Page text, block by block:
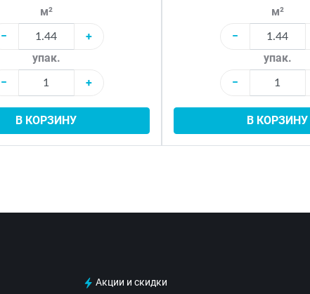
м²
−
+
упак.
−
+
В КОРЗИНУ
м²
−
упак.
−
В КОРЗИНУ
Акции и скидки